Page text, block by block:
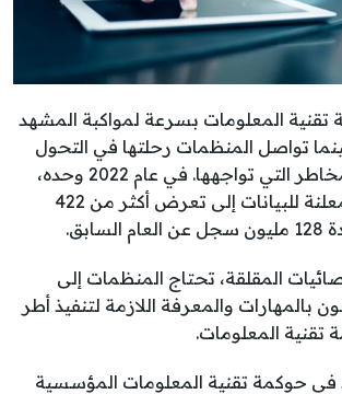
تقنية المعلومات بسرعة لمواكبة المشهد
تواصل المنظمات رحلتها في التحول
الرقمي، تتزايد المخاطر التي تواجهها. في عام 2022 وحده،
أدت الاختراقات المعلنة للبيانات إلى تعرض أكثر من 422
المقلقة، تحتاج المنظمات إلى
والمعرفة اللازمة لتنفيذ أطر
تقنية المعلومات.
حوكمة تقنية المعلومات المؤسسية